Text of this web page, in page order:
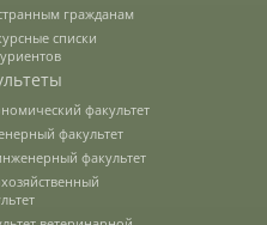
гражданам
списки
факультет
факультет
факультет